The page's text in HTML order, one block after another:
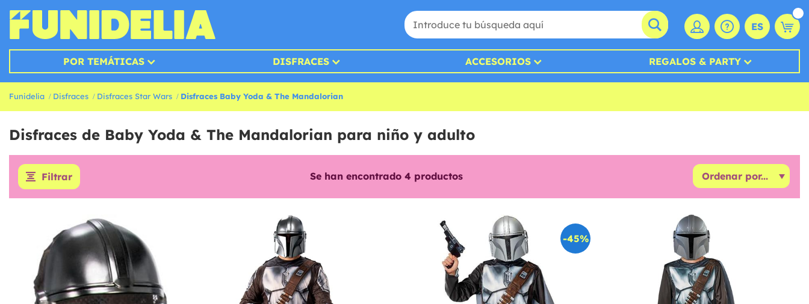
ES
POR TEMÁTICAS DISFRACES ACCESORIOS REGALOS & PARTY
Funidelia Disfraces Disfraces Star Wars Disfraces Baby Yoda & The Mandalorian
Disfraces de Baby Yoda & The Mandalorian para niño y adulto
Filtrar Se han encontrado 4 productos
-45%